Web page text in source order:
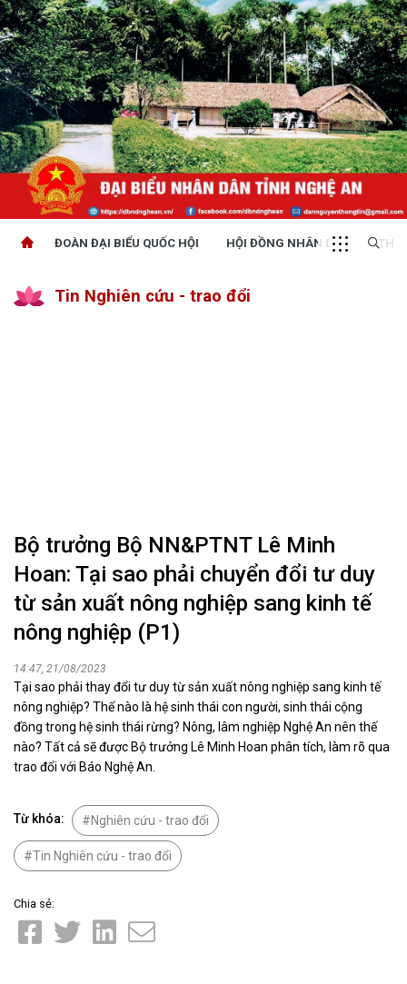
ĐOÀN ĐẠI BIỂU QUỐC HỘI HỘI ĐỒNG NHÂN DÂN
Tin Nghiên cứu - trao đổi
Bộ trưởng Bộ NN&PTNT Lê Minh
Hoan: Tại sao phải chuyển đổi tư duy
từ sản xuất nông nghiệp sang kinh tế
nông nghiệp (P1)
14:47, 21/08/2023
Tại sao phải thay đổi tư duy từ sản xuất nông nghiệp sang kinh tế
nông nghiệp? Thế nào là hệ sinh thái con người, sinh thái cộng
đồng trong hệ sinh thái rừng? Nông, lâm nghiệp Nghệ An nên thế
nào? Tất cả sẽ được Bộ trưởng Lê Minh Hoan phân tích, làm rõ qua
trao đổi với Báo Nghệ An.
Từ khóa: Nghiên cứu - trao đổi
Tin Nghiên cứu - trao đổi
Chia sẻ: